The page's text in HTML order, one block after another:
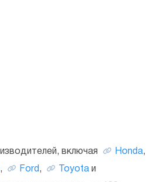
включая Honda,
, Ford , Toyota и